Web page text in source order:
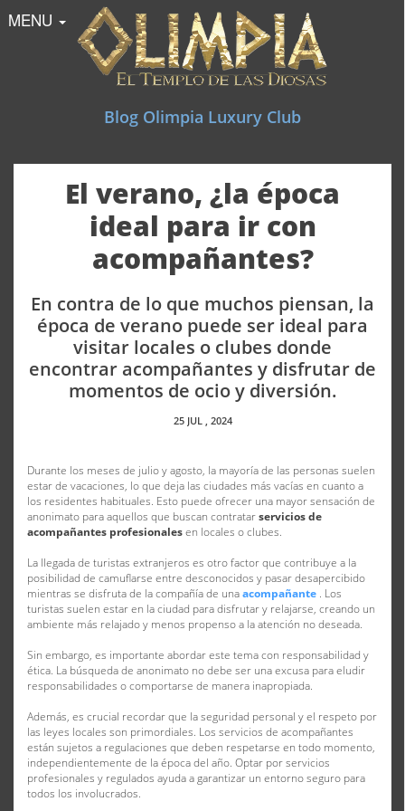
MENU
Blog Olimpia Luxury Club
El verano, ¿la época
ideal para ir con
acompañantes?
En contra de lo que muchos piensan, la
época de verano puede ser ideal para
visitar locales o clubes donde
encontrar acompañantes y disfrutar de
momentos de ocio y diversión.
25 JUL, 2024
Durante los meses de julio y agosto, la mayoría de las personas suelen
estar de vacaciones, lo que deja las ciudades más vacías en cuanto a
los residentes habituales. Esto puede ofrecer una mayor sensación de
anonimato para aquellos que buscan contratarservicios de
acompañantes profesionalesen locales o clubes.
La llegada de turistas extranjeros es otro factor que contribuye a la
posibilidad de camuflarse entre desconocidos y pasar desapercibido
mientras se disfruta de la compañía de unaacompañante . Los
turistas suelen estar en la ciudad para disfrutar y relajarse, creando un
ambiente más relajado y menos propenso a la atención no deseada.
Sin embargo, es importante abordar este tema con responsabilidad y
ética. La búsqueda de anonimato no debe ser una excusa para eludir
responsabilidades o comportarse de manera inapropiada.
Además, es crucial recordar que la seguridad personal y el respeto por
las leyes locales son primordiales. Los servicios de acompañantes
están sujetos a regulaciones que deben respetarse en todo momento,
independientemente de la época del año. Optar por servicios
profesionales y regulados ayuda a garantizar un entorno seguro para
todos los involucrados.